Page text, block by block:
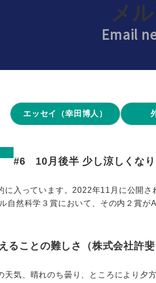
メ
Email
エッセイ（幸田博人）
#6 10月後半 少し涼しくな
に入っています。2022年11月に公開
自然科学３賞において、その内２賞
ることの難しさ（株式会社許
天気、晴れのち曇り、ところにより